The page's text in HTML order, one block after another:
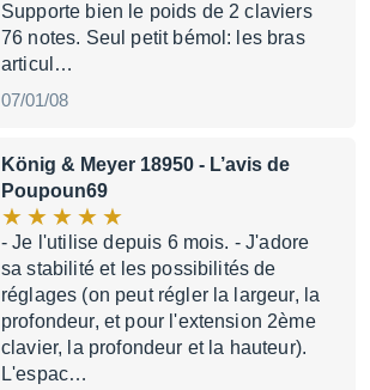
Supporte bien le poids de 2 claviers
76 notes. Seul petit bémol: les bras
articul…
07/01/08
König & Meyer 18950 - L’avis de
Poupoun69
- Je l'utilise depuis 6 mois. - J'adore
sa stabilité et les possibilités de
réglages (on peut régler la largeur, la
profondeur, et pour l'extension 2ème
clavier, la profondeur et la hauteur).
L'espac…